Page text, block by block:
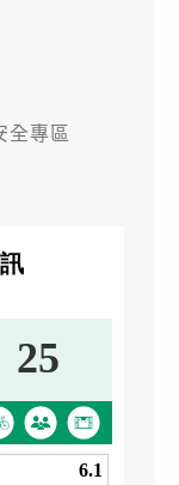
全專區